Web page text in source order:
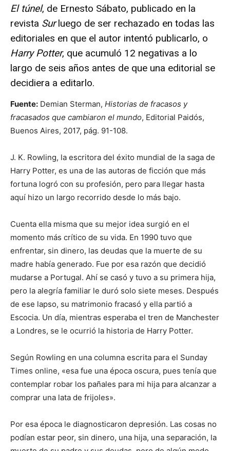
El túnel, de Ernesto Sábato, publicado en la
revista Surluego de ser rechazado en todas las
editoriales en que el autor intentó publicarlo, o
Harry Potter, que acumuló 12 negativas a lo
largo de seis años antes de que una editorial se
decidiera a editarlo.
Fuente: Demian Sterman, Historias de fracasos y
fracasados que cambiaron el mundo, Editorial Paidós,
Buenos Aires, 2017, pág. 91-108.
J. K. Rowling, la escritora del éxito mundial de la saga de
Harry Potter, es una de las autoras de ficción que más
fortuna logró con su profesión, pero para llegar hasta
aquí hizo un largo recorrido desde lo más bajo.
Cuenta ella misma que su mejor idea surgió en el
momento más crítico de su vida. En 1990 tuvo que
enfrentar, sin dinero, las deudas que la muerte de su
madre había generado. Fue por esa razón que decidió
mudarse a Portugal. Ahí se casó y tuvo a su primera hija,
pero la alegría familiar le duró solo siete meses. Después
de ese lapso, su matrimonio fracasó y ella partió a
Escocia. Un día, mientras esperaba el tren de Manchester
a Londres, se le ocurrió la historia de Harry Potter.
Según Rowling en una columna escrita para el Sunday
Times online, «esa fue una época oscura, pues tenía que
contemplar robar los pañales para mi hija para alcanzar a
comprar una lata de frijoles».
Por esa época le diagnosticaron depresión. Las cosas no
podían estar peor, sin dinero, una hija, una separación, la